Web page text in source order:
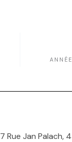
7 Rue Jan Palach,